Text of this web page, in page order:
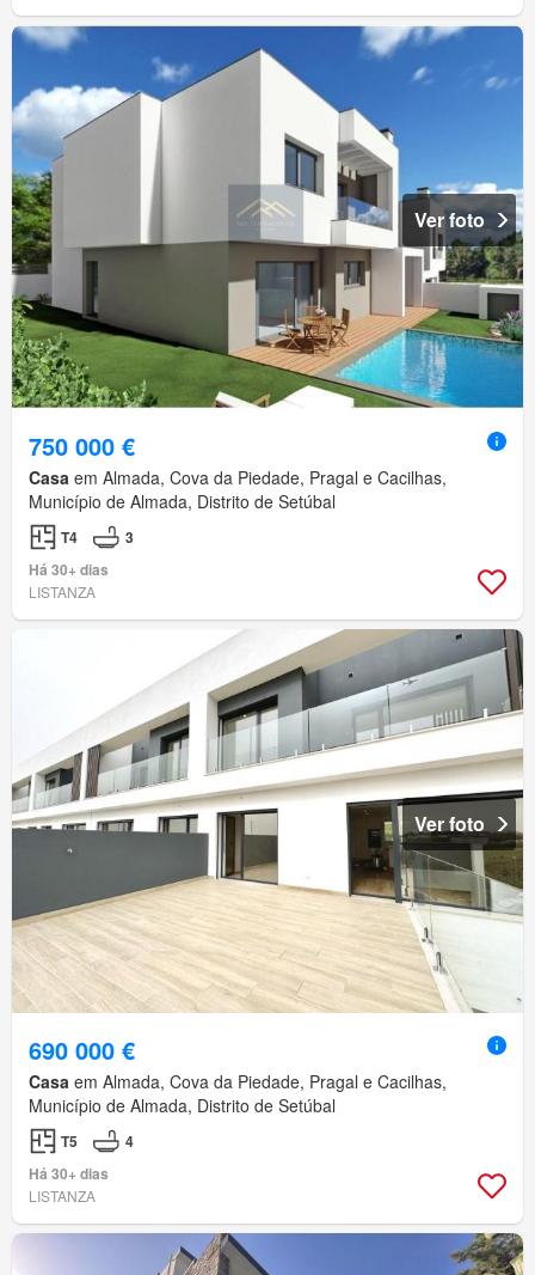
Ver foto
750 000 €
Casa em Almada, Cova da Piedade, Pragal e Cacilhas,
Município de Almada, Distrito de Setúbal
T4
3
Há 30+ dias
LISTANZA
Ver foto
690 000 €
Casa em Almada, Cova da Piedade, Pragal e Cacilhas,
Município de Almada, Distrito de Setúbal
T5
4
Há 30+ dias
LISTANZA